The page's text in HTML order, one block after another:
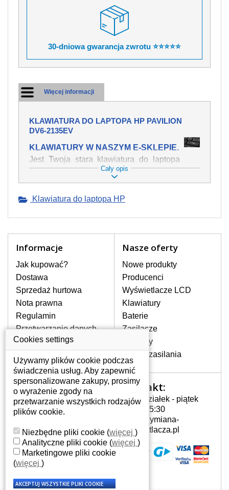
30-dniowa gwarancja zwrotu ⭐⭐⭐⭐⭐
Więcej informacji
KLAWIATURA DO LAPTOPA HP PAVILION
DV6-2135EV
KLAWIATURY W NASZYM E-SKLEPIE.
Jest Twoja stara klawiatura do laptopa
HP Pavilion dv6-2135ev mechanicznie
uszkodzona, polałeś ją płynem, który
swojej pozycji? Kup nową klawiaturę,
Oferujemy oryginalne klawiatury w
stronie internetowej ją znajdziesz za
pomocy wyszukiwarki. Wystarczy znać
model laptopa. Przy każdej klawiaturze
nie może brakować szczególowe zdjęcie
do aktualnego stanu naszego magazynu.
W JAKI SPOSÓB MOŻE SIĘ
PRZEJAWIAĆ USTERKA
Częstymi objawami są pomijanie liter
czy wyświetlanie innych liter oraz
dublowanie tych samych znaków. W
przypadku podlicia klawisze nie
powrócą do pierwotnej pozycji. Albo
też uszkodzenie mechaniczne, np.
JAK TO DZIAŁA?
Klawiatura składa się z kilku
warstw folii, z których przewodzą
przewodzące warstwy.
Cały opis
Klawiatura do laptopa HP
Informacje
Jak kupować?
Dostawa
Sprzedaż hurtowa
Nota prawna
Regulamin
Przetwarzanie danych
osobowych
Gdzie nas znajdziesz
Nasze oferty
Nowe produkty
Producenci
Wyświetlacze LCD
Klawiatury
Baterie
Zasilacze
Zawiasy
Złącza zasilania
Twoje konto
Twoje konto
Dane osobowe
Adresy
Historia zamówień
Kontakt:
Poniedziałek - piątek
7:00 - 15:30
info@wymiana-
wyswietlacza.pl
Cookies settings
Używamy plików cookie podczas
świadczenia usług. Aby zapewnić
spersonalizowane zakupy, prosimy
o wyrażenie zgody na
przetwarzanie wszystkich rodzajów
plików cookie.
Niezbędne pliki cookie (więcej )
Analityczne pliki cookie (więcej )
Marketingowe pliki cookie
(więcej )